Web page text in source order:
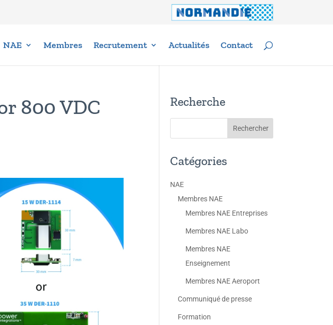
NAE Membres Recrutement Actualités Contact
800 VDC
Recherche
Catégories
NAE
Membres NAE
Membres NAE Entreprises
Membres NAE Labo
Membres NAE
Enseignement
Membres NAE Aeroport
Communiqué de presse
Formation